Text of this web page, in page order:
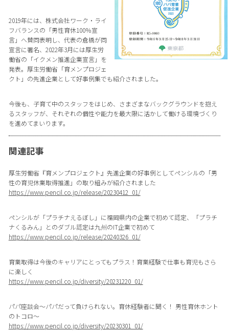
2019年には、株式会社ワーク・ライ
フバランスの「男性育休100％宣
言」へ賛同表明し、代表の倉橋が同
宣言に署名、2022年3月には厚生労
働省の「イクメン推進企業宣言」を
発表。厚生労働省「育メンプロジェ
クト」の先進企業として好事例集でも紹介されました。
今後も、子育て中のスタッフをはじめ、さまざまなバックグラウンドを抱え
るスタッフが、それぞれの個性や能力を最大限に活かして働ける環境づくり
を進めてまいります。
関連記事
厚生労働省『育メンプロジェクト』先進企業の好事例としてペンシルの「男
性の育児休業取得推進」の取り組みが紹介されました
https://www.pencil.co.jp/release/20230412_01/
ペンシルが「プラチナえるぼし」に福岡県内の企業で初めて認定、「プラチ
ナくるみん」とのダブル認定は九州のIT企業で初めて
https://www.pencil.co.jp/release/20240326_01/
育業取得は今後のキャリアにとってもプラス！育業経験で仕事も育児もさら
に楽しく
https://www.pencil.co.jp/diversity/20231220_01/
パパ座談会〜パパだって負けられない。育休経験者に聞く！ 男性育休ホント
のトコロ〜
https://www.pencil.co.jp/diversity/20230301_01/